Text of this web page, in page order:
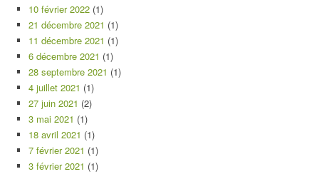
10 février 2022 (1)
21 décembre 2021 (1)
11 décembre 2021 (1)
6 décembre 2021 (1)
28 septembre 2021 (1)
4 juillet 2021 (1)
27 juin 2021 (2)
3 mai 2021 (1)
18 avril 2021 (1)
7 février 2021 (1)
3 février 2021 (1)